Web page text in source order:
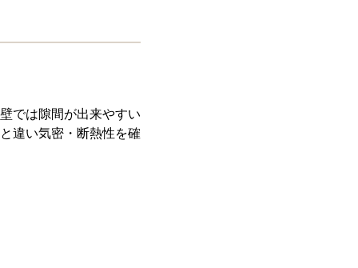
では隙間が出来やすい
違い気密・断熱性を確